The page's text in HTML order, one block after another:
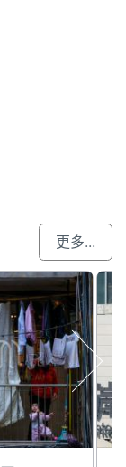
更多...